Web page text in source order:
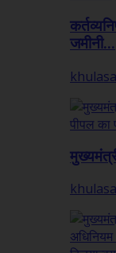
जमीनी...